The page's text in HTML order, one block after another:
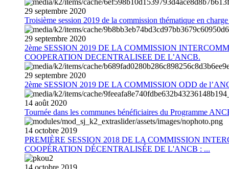
29 septembre 2020
Troisième session 2019 de la commission thématique en
29 septembre 2020
2ème SESSION 2019 DE LA COMMISSION
COOPERATION DECENTRALISEE DE L’ANCB.
29 septembre 2020
2ème SESSION 2019 DE LA COMMISSION ODD de
14 août 2020
Tournée dans les communes bénéficiaires du Programme
14 octobre 2019
PREMIÈRE SESSION 2018 DE LA COMMISSION
COOPÉRATION DÉCENTRALISÉE DE L'ANCB : ...
14 octobre 2019